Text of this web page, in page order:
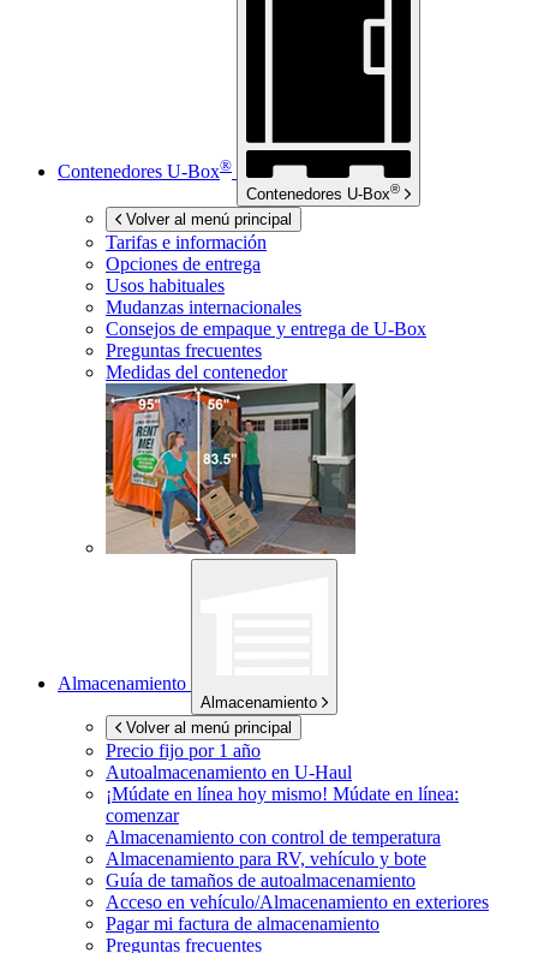
Contenedores U-Box®
Contenedores U-Box®
Volver al menú principal
Tarifas e información
Opciones de entrega
Usos habituales
Mudanzas internacionales
Consejos de empaque y entrega de U-Box
Preguntas frecuentes
Medidas del contenedor
Almacenamiento
Almacenamiento
Volver al menú principal
Precio fijo por 1 año
Autoalmacenamiento en U-Haul
¡Múdate en línea hoy mismo! Múdate en línea:
comenzar
Almacenamiento con control de temperatura
Almacenamiento para RV, vehículo y bote
Guía de tamaños de autoalmacenamiento
Acceso en vehículo/Almacenamiento en exteriores
Pagar mi factura de almacenamiento
Preguntas frecuentes